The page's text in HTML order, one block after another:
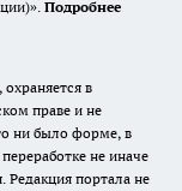
Подробнее
в
праве и не
ни было форме, в
не иначе
Редакция портала не